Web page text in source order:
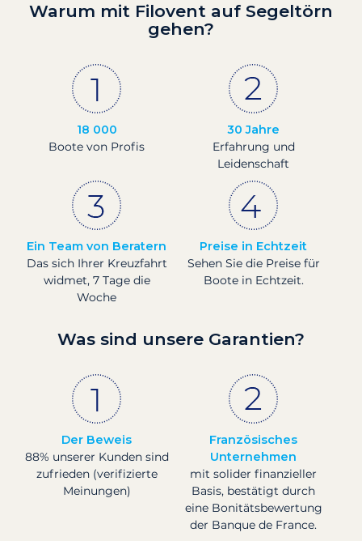
Warum mit Filovent auf Segeltörn
gehen?
18 000
Boote von Profis
30 Jahre
Erfahrung und
Leidenschaft
Ein Team von Beratern
Das sich Ihrer Kreuzfahrt
widmet, 7 Tage die
Woche
Preise in Echtzeit
Sehen Sie die Preise für
Boote in Echtzeit.
Was sind unsere Garantien?
Der Beweis
88% unserer Kunden sind
zufrieden (verifizierte
Meinungen)
Französisches
Unternehmen
mit solider finanzieller
Basis, bestätigt durch
eine Bonitätsbewertung
der Banque de France.